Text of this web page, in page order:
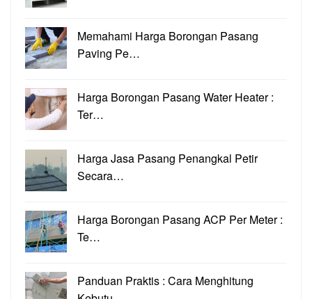
Memahami Harga Borongan Pasang
Paving Pe…
Harga Borongan Pasang Water Heater :
Ter…
Harga Jasa Pasang Penangkal Petir
Secara…
Harga Borongan Pasang ACP Per Meter :
Te…
Panduan Praktis : Cara Menghitung